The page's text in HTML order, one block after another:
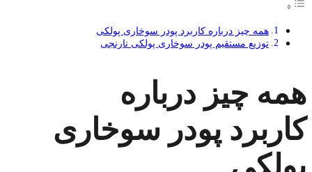
همه چیز درباره کاربرد پودر سوخاری پولکی
توزیع مستقیم پودر سوخاری پولکی نارنجی
همه چیز درباره
کاربرد پودر سوخاری